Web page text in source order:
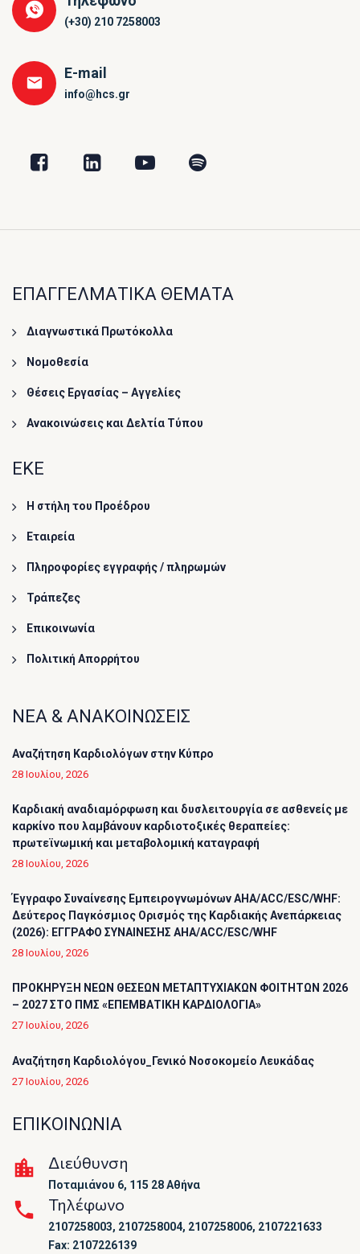
(+30) 210 7258003
E-mail
info@hcs.gr
ΕΠΑΓΓΕΛΜΑΤΙΚΑ ΘΕΜΑΤΑ
Διαγνωστικά Πρωτόκολλα
Νομοθεσία
Θέσεις Εργασίας – Αγγελίες
Ανακοινώσεις και Δελτία Τύπου
ΕΚΕ
Η στήλη του Προέδρου
Εταιρεία
Πληροφορίες εγγραφής / πληρωμών
Τράπεζες
Επικοινωνία
Πολιτική Απορρήτου
ΝΕΑ & ΑΝΑΚΟΙΝΩΣΕΙΣ
Αναζήτηση Καρδιολόγων στην Κύπρο
28 Ιουλίου, 2026
Καρδιακή αναδιαμόρφωση και δυσλειτουργία σε ασθενείς με
καρκίνο που λαμβάνουν καρδιοτοξικές θεραπείες:
πρωτεϊνωμική και μεταβολομική καταγραφή
28 Ιουλίου, 2026
Έγγραφο Συναίνεσης Εμπειρογνωμόνων AHA/ACC/ESC/WHF:
Δεύτερος Παγκόσμιος Ορισμός της Καρδιακής Ανεπάρκειας
(2026): ΕΓΓΡΑΦΟ ΣΥΝΑΙΝΕΣΗΣ AHA/ACC/ESC/WHF
28 Ιουλίου, 2026
ΠΡΟΚΗΡΥΞΗ ΝΕΩΝ ΘΕΣΕΩΝ ΜΕΤΑΠΤΥΧΙΑΚΩΝ ΦΟΙΤΗΤΩΝ 2026
– 2027 ΣΤΟ ΠΜΣ «ΕΠΕΜΒΑΤΙΚΗ ΚΑΡΔΙΟΛΟΓΙΑ»
27 Ιουλίου, 2026
Αναζήτηση Καρδιολόγου_Γενικό Νοσοκομείο Λευκάδας
27 Ιουλίου, 2026
ΕΠΙΚΟΙΝΩΝΙΑ
Διεύθυνση
Ποταμιάνου 6, 115 28 Αθήνα
Τηλέφωνο
2107258003, 2107258004, 2107258006, 2107221633
Fax: 2107226139